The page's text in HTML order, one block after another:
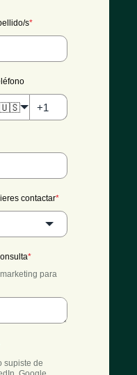
s*
🇺🇸
contactar*
*
para
supiste de